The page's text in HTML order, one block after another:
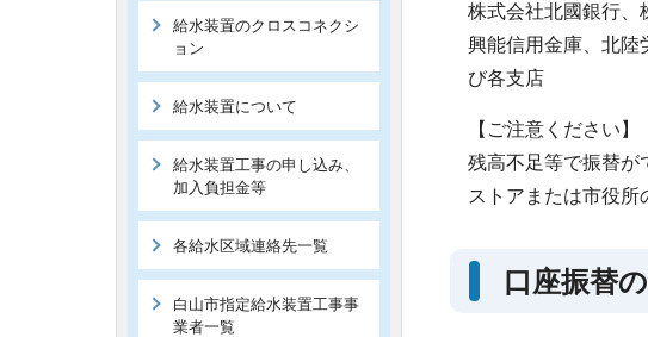
株式会社北國銀行、
興能信用金庫、北陸
び各支店
【ご注意ください】
残高不足等で振替が
ストアまたは市役所
口座振替
給水装置のクロスコネクシ
ョン
給水装置について
給水装置工事の申し込み、
加入負担金等
各給水区域連絡先一覧
白山市指定給水装置工事事
業者一覧